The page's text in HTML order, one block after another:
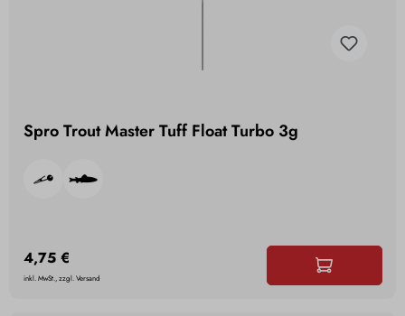
Spro Trout Master Tuff Float Turbo 3g
4,75 €
inkl. MwSt., zzgl. Versand